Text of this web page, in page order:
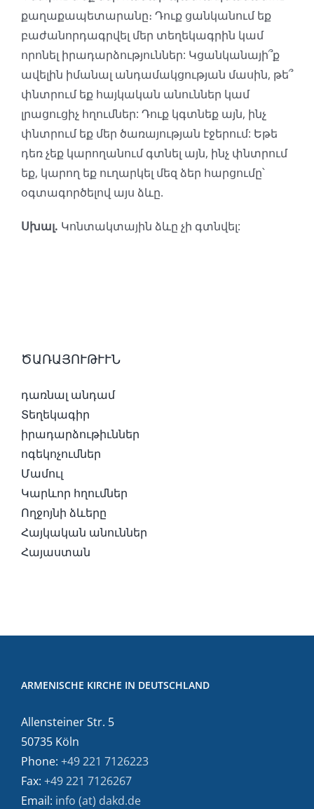
քաղաքապետարանը։ Դուք ցանկանում եք
բաժանորդագրվել մեր տեղեկագրին կամ
որոնել իրադարձություններ: Կցանկանայի՞ք
ավելին իմանալ անդամակցության մասին, թե՞
փնտրում եք հայկական անուններ կամ
լրացուցիչ հղումներ: Դուք կգտնեք այն, ինչ
փնտրում եք մեր ծառայության էջերում: Եթե
դեռ չեք կարողանում գտնել այն, ինչ փնտրում
եք, կարող եք ուղարկել մեզ ձեր հարցումը՝
օգտագործելով այս ձևը.
Սխալ. Կոնտակտային ձևը չի գտնվել:
ԾԱՌԱՅՈՒԹՒՒՆ
դառնալ անդամ
Տեղեկագիր
իրադարձութիւններ
ոգեկոչումներ
Մամուլ
Կարևոր հղումներ
Ողջոյնի ձևերը
Հայկական անուններ
Հայաստան
ARMENISCHE KIRCHE IN DEUTSCHLAND
Allensteiner Str. 5
50735 Köln
Phone: +49 221 7126223
Fax: +49 221 7126267
Email: info (at) dakd.de